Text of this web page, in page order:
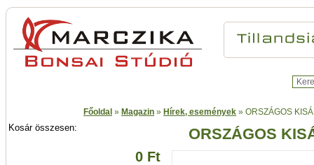
Főoldal » Magazin » Hírek, események » ORSZÁGOS
Kosár összesen:
0 Ft
ORSZÁGOS